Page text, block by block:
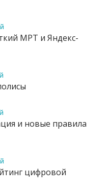
МРТ и Яндекс-
и новые правила
цифровой